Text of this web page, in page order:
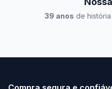
39 anos de história